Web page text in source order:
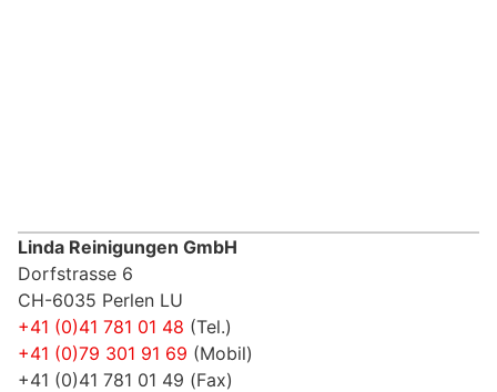
Linda Reinigungen GmbH
Dorfstrasse 6
CH-6035 Perlen LU
+41 (0)41 781 01 48 (Tel.)
+41 (0)79 301 91 69 (Mobil)
+41 (0)41 781 01 49 (Fax)